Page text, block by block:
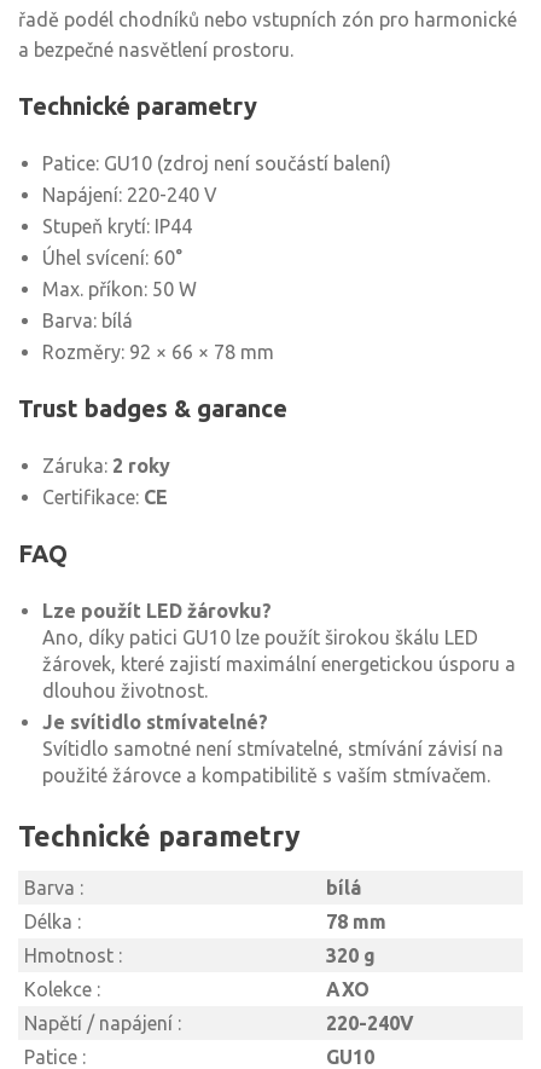
řadě podél chodníků nebo vstupních zón pro harmonické
a bezpečné nasvětlení prostoru.
Technické parametry
Patice: GU10 (zdroj není součástí balení)
Napájení: 220-240 V
Stupeň krytí: IP44
Úhel svícení: 60°
Max. příkon: 50 W
Barva: bílá
Rozměry: 92 × 66 × 78 mm
Trust badges & garance
Záruka: 2 roky
Certifikace: CE
FAQ
Lze použít LED žárovku?
Ano, díky patici GU10 lze použít širokou škálu LED
žárovek, které zajistí maximální energetickou úsporu a
dlouhou životnost.
Je svítidlo stmívatelné?
Svítidlo samotné není stmívatelné, stmívání závisí na
použité žárovce a kompatibilitě s vaším stmívačem.
Technické parametry
Barva :
bílá
Délka :
78 mm
Hmotnost :
320 g
Kolekce :
AXO
Napětí / napájení :
220-240V
Patice :
GU10